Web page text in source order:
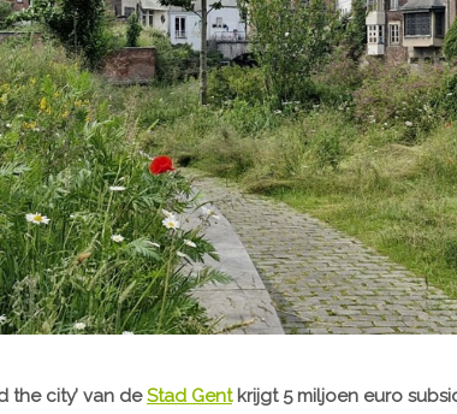
the city’ van deStad Gentkrijgt 5 miljoen euro